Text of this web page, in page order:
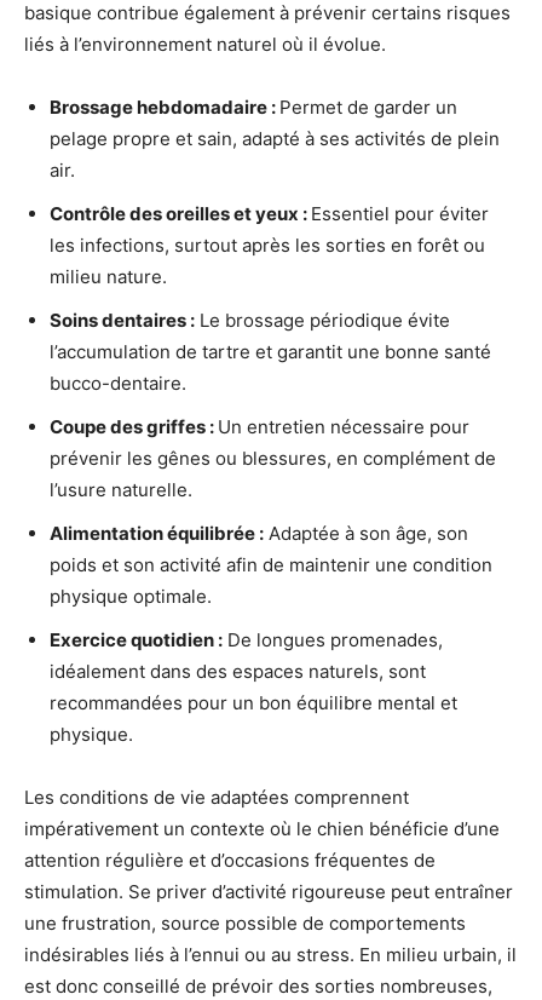
basique contribue également à prévenir certains risques
liés à l’environnement naturel où il évolue.
Brossage hebdomadaire : Permet de garder un
pelage propre et sain, adapté à ses activités de plein
air.
Contrôle des oreilles et yeux : Essentiel pour éviter
les infections, surtout après les sorties en forêt ou
milieu nature.
Soins dentaires : Le brossage périodique évite
l’accumulation de tartre et garantit une bonne santé
bucco-dentaire.
Coupe des griffes : Un entretien nécessaire pour
prévenir les gênes ou blessures, en complément de
l’usure naturelle.
Alimentation équilibrée : Adaptée à son âge, son
poids et son activité afin de maintenir une condition
physique optimale.
Exercice quotidien : De longues promenades,
idéalement dans des espaces naturels, sont
recommandées pour un bon équilibre mental et
physique.
Les conditions de vie adaptées comprennent
impérativement un contexte où le chien bénéficie d’une
attention régulière et d’occasions fréquentes de
stimulation. Se priver d’activité rigoureuse peut entraîner
une frustration, source possible de comportements
indésirables liés à l’ennui ou au stress. En milieu urbain, il
est donc conseillé de prévoir des sorties nombreuses,